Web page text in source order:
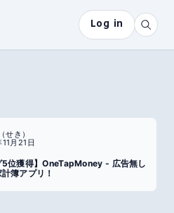
Log in
せき）
月21日
5位獲得】OneTapMoney - 広告無し
簿アプリ！